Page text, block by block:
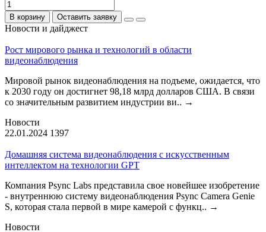
В корзину Оставить заявку
Новости и дайджест
Рост мирового рынка и технологий в области
видеонаблюдения
Мировой рынок видеонаблюдения на подъеме, ожидается, что
к 2030 году он достигнет 98,18 млрд долларов США. В связи
со значительным развитием индустрии ви.. →
Новости
22.01.2024 1397
Домашняя система видеонаблюдения с искусственным
интеллектом на технологии GPT
Компания Psync Labs представила свое новейшее изобретение
- внутреннюю систему видеонаблюдения Psync Camera Genie
S, которая стала первой в мире камерой с функц.. →
Новости